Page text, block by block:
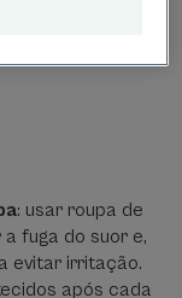
: usar roupa de
fuga do suor e,
evitar irritação.
após cada